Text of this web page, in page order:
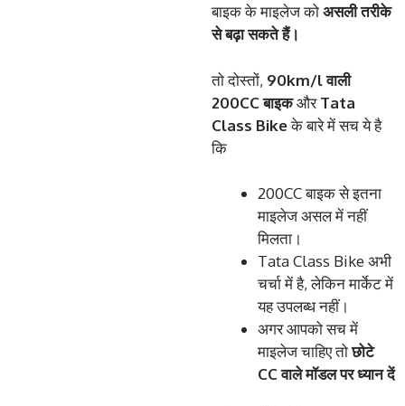
बाइक के माइलेज कोअसलीतरीके
सेबढ़ासकतेहैं।
तो दोस्तों, 90km/lवाली
200CCबाइकऔरTata
Class Bikeके बारे में सच ये है
कि
200CC बाइक से इतना
माइलेज असल में नहीं
मिलता।
Tata Class Bike अभी
चर्चा में है, लेकिन मार्केट में
यह उपलब्ध नहीं।
अगर आपको सच में
माइलेज चाहिए तोछोटे
CCवालेमॉडलपरध्यानदें